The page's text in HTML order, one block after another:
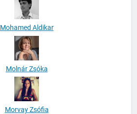
Mohamed Aldikar
Molnár Zsóka
Morvay Zsófia